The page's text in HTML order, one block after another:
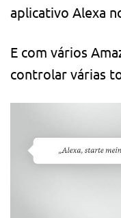
aplicativo Alexa
E com vários
controlar várias